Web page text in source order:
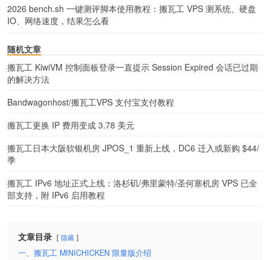
2026 bench.sh 一键测评脚本使用教程：搬瓦工 VPS 测系统、硬盘
IO、网络速度，结果怎么看
随机文章
搬瓦工 KiwiVM 控制面板登录一直提示 Session Expired 会话已过期
的解决方法
Bandwagonhost/搬瓦工VPS 支付宝支付教程
搬瓦工更换 IP 费用变成 3.78 美元
搬瓦工日本大阪软银机房 JPOS_1 重新上线，DC6 迁入或新购 $44/
季
搬瓦工 IPv6 地址正式上线：洛杉矶/弗里蒙特/圣何塞机房 VPS 已全
部支持，附 IPv6 启用教程
文章目录 隐藏
一、搬瓦工 MINICHICKEN 限量版介绍